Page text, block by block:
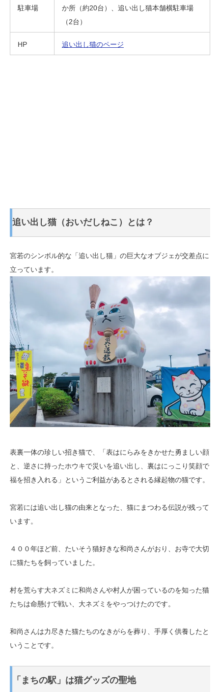
駐車場
か所（約20台）、追い出し猫本舗横駐車場
（2台）
HP 追い出し猫のページ
追い出し猫（おいだしねこ）とは？
宮若のシンボル的な「追い出し猫」の巨大なオブジェが交差点に
立っています。
表裏一体の珍しい招き猫で、「表はにらみをきかせた勇ましい顔
と、逆さに持ったホウキで災いを追い出し、裏はにっこり笑顔で
福を招き入れる」というご利益があるとされる縁起物の猫です。
宮若には追い出し猫の由来となった、猫にまつわる伝説が残って
います。
４００年ほど前、たいそう猫好きな和尚さんがおり、お寺で大切
に猫たちを飼っていました。
村を荒らす大ネズミに和尚さんや村人が困っているのを知った猫
たちは命懸けで戦い、大ネズミをやっつけたのです。
和尚さんは力尽きた猫たちのなきがらを葬り、手厚く供養したと
いうことです。
「まちの駅」は猫グッズの聖地